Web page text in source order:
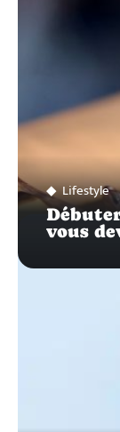
Lifestyle
vous